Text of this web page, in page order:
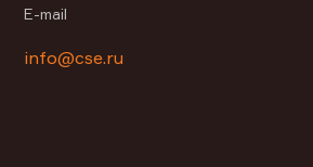
E-mail
info@cse.ru